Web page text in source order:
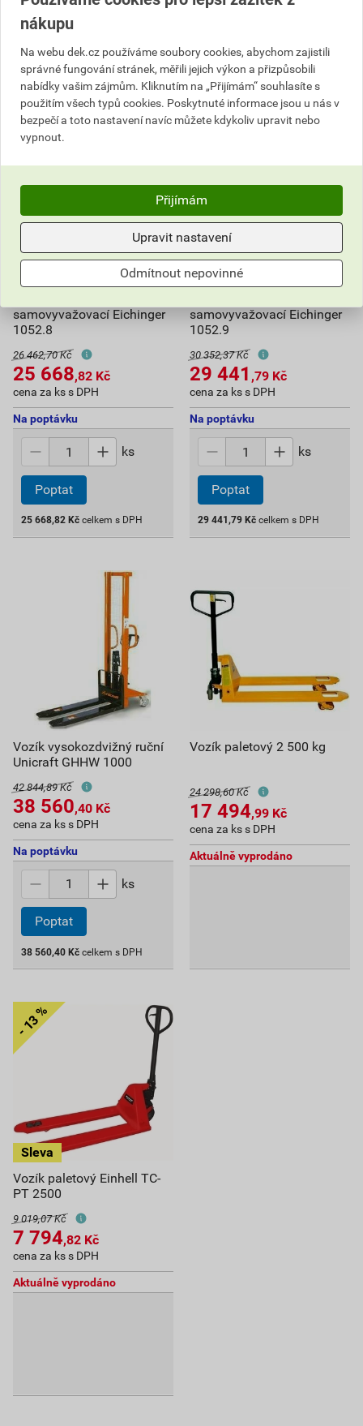
ks
2 949,70 Kč celkem s DPH 15 201,35 Kč celkem s DPH
samovyvažovací Eichinger
1052.8
26 462,70 Kč
25 668,82 Kč
cena za ks s DPH
Na poptávku
ks
Poptat
25 668,82 Kč celkem s DPH
samovyvažovací Eichinger
1052.9
30 352,37 Kč
29 441 ,79 Kč
cena za ks s DPH
Na poptávku
ks
Poptat
29 441,79 Kč celkem s DPH
Vozík vysokozdvižný ruční
Unicraft GHHW 1000
42 844,89 Kč
38 560,40 Kč
cena za ks s DPH
Na poptávku
ks
Poptat
38 560,40 Kč celkem s DPH
Vozík paletový 2 500 kg
24 298,60 Kč
17 494,99 Kč
cena za ks s DPH
Aktuálně vyprodáno
Vozík paletový Einhell TC-
PT 2500
9 019,07 Kč
7 794,82 Kč
cena za ks s DPH
Aktuálně vyprodáno
nákupu
Na webu dek.cz používáme soubory cookies, abychom zajistili
správné fungování stránek, měřili jejich výkon a přizpůsobili
nabídky vašim zájmům. Kliknutím na „Přijímám“ souhlasíte s
použitím všech typů cookies. Poskytnuté informace jsou u nás v
bezpečí a toto nastavení navíc můžete kdykoliv upravit nebo
vypnout.
Přijímám
Upravit nastavení
Odmítnout nepovinné